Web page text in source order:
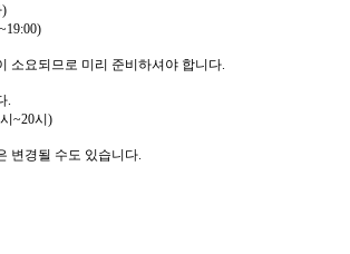
)
소요되므로 미리 준비하셔야 합니다.
.
~20시)
변경될 수도 있습니다.